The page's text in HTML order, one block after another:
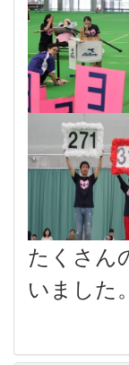
たくさん
いました。